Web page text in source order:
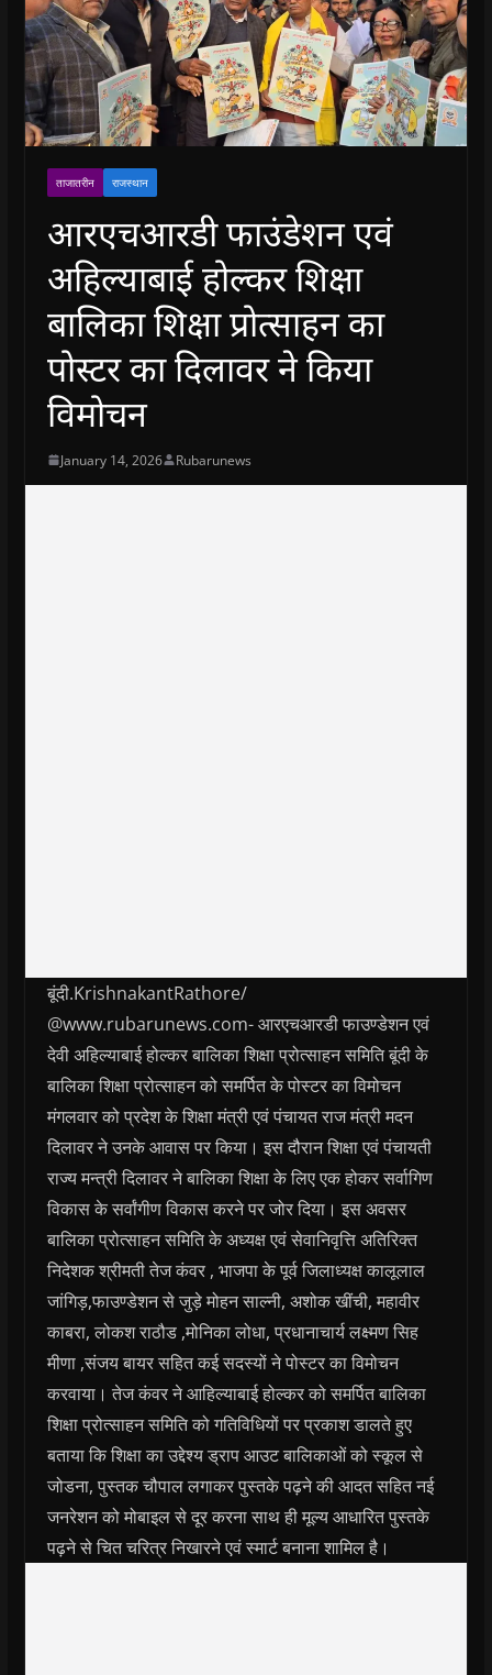
ताजातरीन राजस्थान
आरएचआरडी फाउंडेशन एवं
अहिल्याबाई होल्कर शिक्षा
बालिका शिक्षा प्रोत्साहन का
पोस्टर का दिलावर ने किया
विमोचन
January 14, 2026 Rubarunews
बूंदी.KrishnakantRathore/
@www.rubarunews.com- आरएचआरडी फाउण्डेशन एवं
देवी अहिल्याबाई होल्कर बालिका शिक्षा प्रोत्साहन समिति बूंदी के
बालिका शिक्षा प्रोत्साहन को समर्पित के पोस्टर का विमोचन
मंगलवार को प्रदेश के शिक्षा मंत्री एवं पंचायत राज मंत्री मदन
दिलावर ने उनके आवास पर किया। इस दौरान शिक्षा एवं पंचायती
राज्य मन्त्री दिलावर ने बालिका शिक्षा के लिए एक होकर सर्वागिण
विकास के सर्वांगीण विकास करने पर जोर दिया। इस अवसर
बालिका प्रोत्साहन समिति के अध्यक्ष एवं सेवानिवृत्ति अतिरिक्त
निदेशक श्रीमती तेज कंवर , भाजपा के पूर्व जिलाध्यक्ष कालूलाल
जांगिड़,फाउण्डेशन से जुड़े मोहन साल्नी, अशोक खींची, महावीर
काबरा, लोकश राठौड ,मोनिका लोधा, प्रधानाचार्य लक्ष्मण सिह
मीणा ,संजय बायर सहित कई सदस्यों ने पोस्टर का विमोचन
करवाया। तेज कंवर ने आहिल्याबाई होल्कर को समर्पित बालिका
शिक्षा प्रोत्साहन समिति को गतिविधियों पर प्रकाश डालते हुए
बताया कि शिक्षा का उद्देश्य ड्राप आउट बालिकाओं को स्कूल से
जोडना, पुस्तक चौपाल लगाकर पुस्तके पढ़ने की आदत सहित नई
जनरेशन को मोबाइल से दूर करना साथ ही मूल्य आधारित पुस्तके
पढ़ने से चित चरित्र निखारने एवं स्मार्ट बनाना शामिल है।